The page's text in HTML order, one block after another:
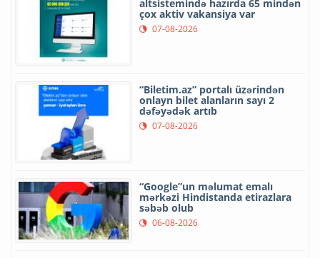
altsistemində hazırda 65 mindən
çox aktiv vakansiya var
07-08-2026
“Biletim.az” portalı üzərindən
onlayn bilet alanların sayı 2
dəfəyədək artıb
07-08-2026
“Google”un məlumat emalı
mərkəzi Hindistanda etirazlara
səbəb olub
06-08-2026